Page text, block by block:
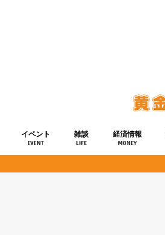
イベント
EVENT
雑談
LIFE
経済情報
MONEY